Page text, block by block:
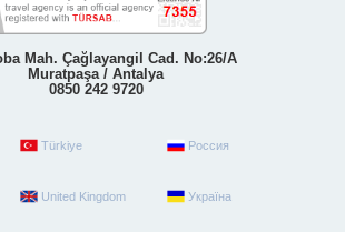
Mah. Çağlayangil Cad. No:26/A
Muratpaşa / Antalya
0850 242 9720
Türkiye Россия
United Kingdom Україна